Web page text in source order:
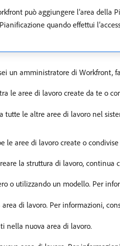
può aggiungere l’area
quando effettui
un amministratore di Workfront,
le aree di lavoro create da te o
tutte le altre aree di lavoro nel
aree di lavoro create o
la struttura di lavoro, continua
o utilizzando un modello. Per
di lavoro. Per informazioni,
nella nuova area di lavoro.